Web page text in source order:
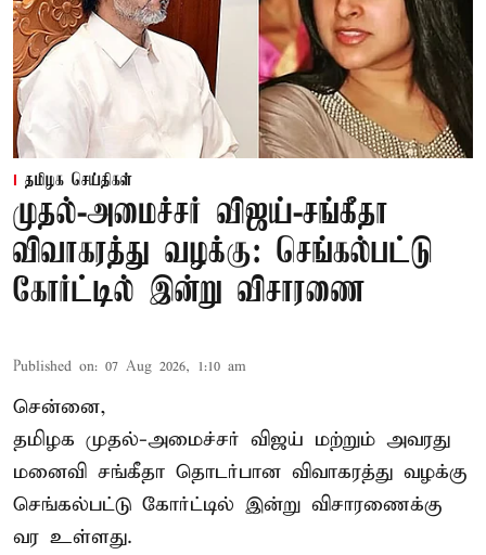
தமிழக செய்திகள்
முதல்-அமைச்சர் விஜய்-சங்கீதா
விவாகரத்து வழக்கு: செங்கல்பட்டு
கோர்ட்டில் இன்று விசாரணை
Published on: 07 Aug 2026, 1:10 am
சென்னை,
தமிழக முதல்-அமைச்சர் விஜய் மற்றும் அவரது
மனைவி சங்கீதா தொடர்பான விவாகரத்து வழக்கு
செங்கல்பட்டு கோர்ட்டில் இன்று விசாரணைக்கு
வர உள்ளது.